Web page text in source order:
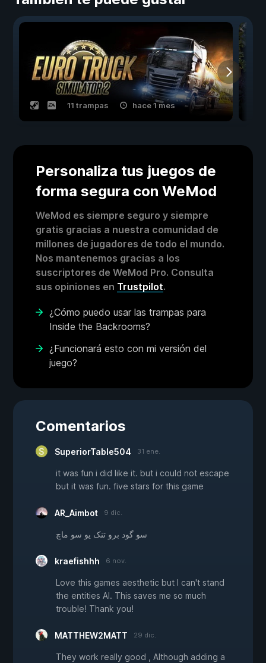
11 trampas hace 1 mes
Personaliza tus juegos de
forma segura con WeMod
WeMod es siempre seguro y siempre
gratis gracias a nuestra comunidad de
millones de jugadores de todo el mundo.
Nos mantenemos gracias a los
suscriptores de WeMod Pro. Consulta
sus opiniones en Trustpilot.
¿Cómo puedo usar las trampas para
Inside the Backrooms?
¿Funcionará esto con mi versión del
juego?
Comentarios
SuperiorTable504 31 ene.
it was fun i did like it. but i could not escape
but it was fun. five stars for this game
AR_Aimbot 9 dic.
سو گود برو تنک یو سو ماچ
kraefishhh 6 nov.
Love this games aesthetic but I can't stand
the entities AI. This saves me so much
trouble! Thank you!
MATTHEW2MATT 29 dic.
They work really good , Although adding a